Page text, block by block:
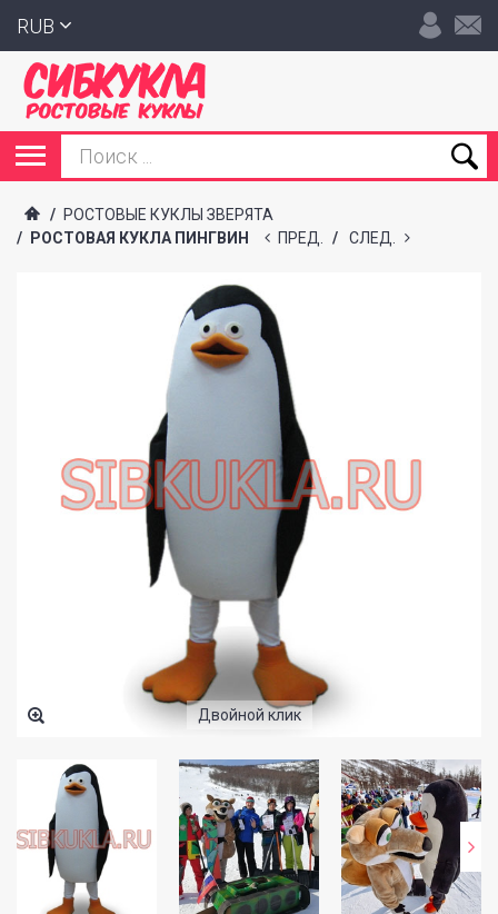
RUB
/ РОСТОВЫЕ КУКЛЫ ЗВЕРЯТА
/
РОСТОВАЯ КУКЛА ПИНГВИН ПРЕД. / СЛЕД.
Двойной клик